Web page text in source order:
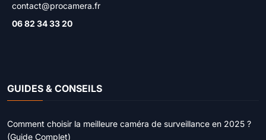
contact@procamera.fr
06 82 34 33 20
GUIDES & CONSEILS
Comment choisir la meilleure caméra de surveillance en 2025 ?
(Guide Complet)